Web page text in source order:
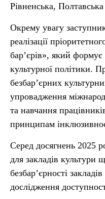
Рівненська,
Окрему увагу
реалізації
бар’єрів», який формує
культурної політики.
безбар’єрних
упровадження
та навчання
принципам
Серед досягнень 2025
для закладів культури
безбар’єрності
дослідження